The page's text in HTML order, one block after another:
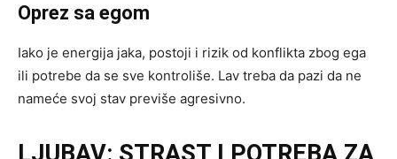
Oprez sa egom
Iako je energija jaka, postoji i rizik od konflikta zbog ega
ili potrebe da se sve kontroliše. Lav treba da pazi da ne
nameće svoj stav previše agresivno.